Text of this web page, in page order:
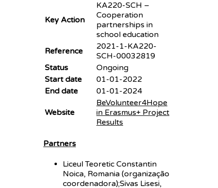
Key Action
KA220-SCH –
Cooperation
partnerships in
school education
Reference
2021-1-KA220-
SCH-00032819
Status
Ongoing
Start date
01-01-2022
End date
01-01-2024
Website
BeVolunteer4Hope
in Erasmus+ Project
Results
Partners
Liceul Teoretic Constantin
Noica, Romania (organização
coordenadora);Sivas Lisesi,